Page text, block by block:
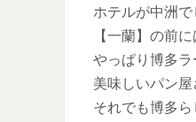
ホテルが中洲で
【一蘭】の前
やっぱり博多ラ
美味しいパン
それでも博多ら